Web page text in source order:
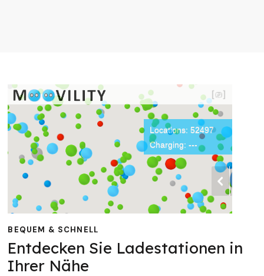
BEQUEM & SCHNELL
Entdecken Sie Ladestationen in
Ihrer Nähe